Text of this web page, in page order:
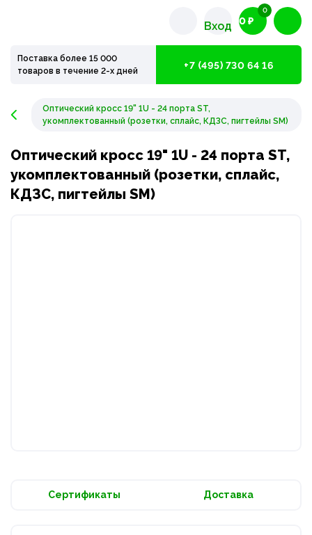
Вход 0 ₽
0
Поставка более 15 000
товаров в течение 2-х дней
+7 (495) 730 64 16
Оптический кросс 19" 1U - 24 порта ST,
укомплектованный (розетки, сплайс, КДЗС, пигтейлы SM)
Оптический кросс 19" 1U - 24 порта ST,
укомплектованный (розетки, сплайс,
КДЗС, пигтейлы SM)
Сертификаты Доставка